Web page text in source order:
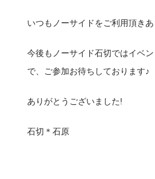
いつもノーサイドをご利用頂きあ
今後もノーサイド石切ではイベ
で、ご参加お待ちしております♪
ありがとうございました!
石切＊石原